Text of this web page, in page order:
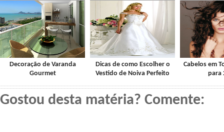
Decoração de Varanda
Gourmet
Dicas de como Escolher o
Vestido de Noiva Perfeito
Cabelos em
para
Gostou desta matéria? Comente: